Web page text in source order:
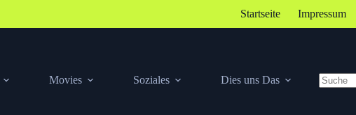
Startseite Impressum
Movies Soziales
Dies uns Das